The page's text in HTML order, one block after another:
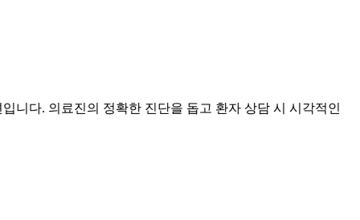
니다. 의료진의 정확한 진단을 돕고 환자 상담 시 시각적인